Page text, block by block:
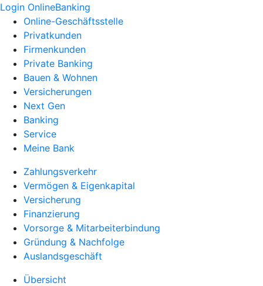
Login OnlineBanking
Online-Geschäftsstelle
Privatkunden
Firmenkunden
Private Banking
Bauen & Wohnen
Versicherungen
Next Gen
Banking
Service
Meine Bank
Zahlungsverkehr
Vermögen & Eigenkapital
Versicherung
Finanzierung
Vorsorge & Mitarbeiterbindung
Gründung & Nachfolge
Auslandsgeschäft
Übersicht